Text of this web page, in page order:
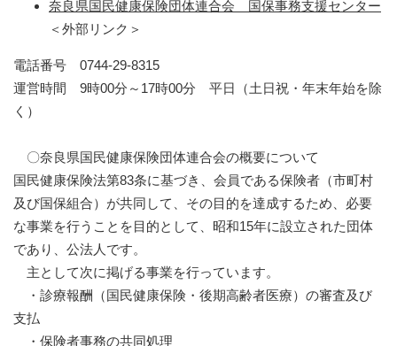
奈良県国民健康保険団体連合会 国保事務支援センター
＜外部リンク＞
電話番号 0744-29-8315
運営時間 9時00分～17時00分 平日（土日祝・年末年始を除
く）
〇奈良県国民健康保険団体連合会の概要について
国民健康保険法第83条に基づき、会員である保険者（市町村
及び国保組合）が共同して、その目的を達成するため、必要
な事業を行うことを目的として、昭和15年に設立された団体
であり、公法人です。
主として次に掲げる事業を行っています。
・診療報酬（国民健康保険・後期高齢者医療）の審査及び
支払
・保険者事務の共同処理